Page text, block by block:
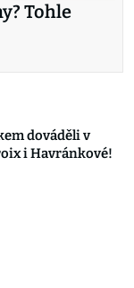
Tohle
dováděli v
i Havránkové!